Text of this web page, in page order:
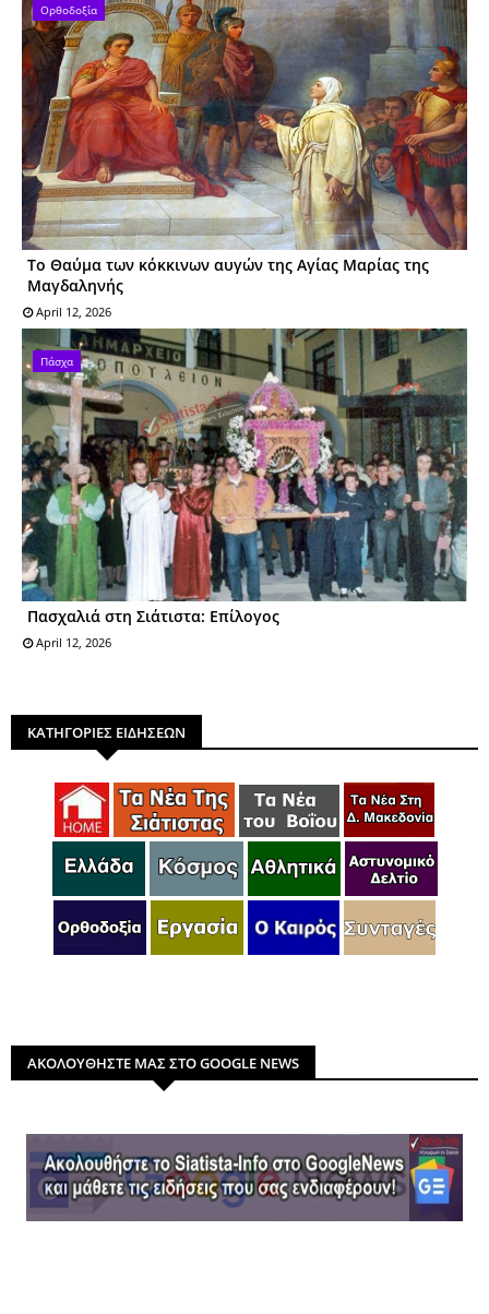
Ορθοδοξία
Το Θαύμα των κόκκινων αυγών της Αγίας Μαρίας της
Μαγδαληνής
April 12, 2026
Πάσχα
Πασχαλιά στη Σιάτιστα: Επίλογος
April 12, 2026
ΚΑΤΗΓΟΡΙΕΣ ΕΙΔΗΣΕΩΝ
ΑΚΟΛΟΥΘΗΣΤΕ ΜΑΣ ΣΤΟ GOOGLE NEWS